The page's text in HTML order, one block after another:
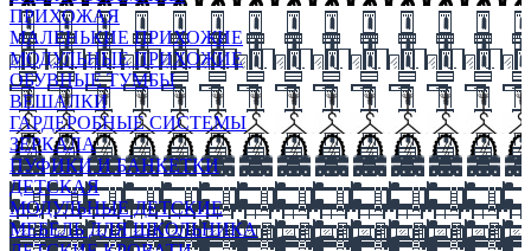
ПРИХОЖАЯ
МАЛЕНЬКИЕ ПРИХОЖИЕ
МОДУЛЬНЫЕ ПРИХОЖИЕ
ОБУВНЫЕ ТУМБЫ
ВЕШАЛКИ
ГАРДЕРОБНЫЕ СИСТЕМЫ
ЗЕРКАЛА
ПУФИКИ И БАНКЕТКИ
ДЕТСКАЯ
МОДУЛЬНЫЕ ДЕТСКИЕ
МЕБЕЛЬ ДЛЯ ШКОЛЬНИКА